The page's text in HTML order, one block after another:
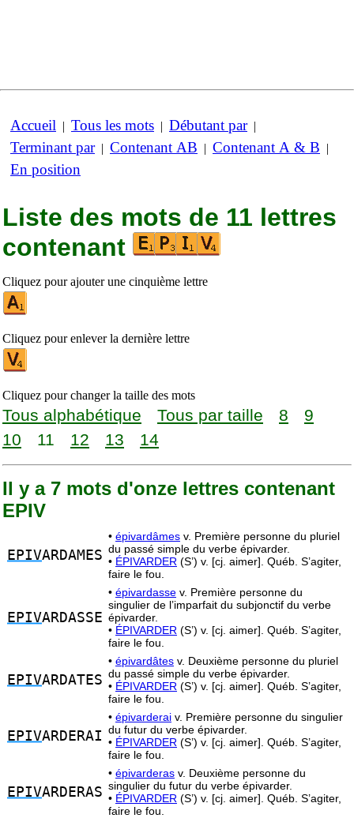
Accueil | Tous les mots | Débutant par|
Terminant par| Contenant AB | Contenant A & B |
En position
Liste des mots de 11 lettres
contenant
Cliquez pour ajouter une cinquième lettre
Cliquez pour enlever la dernière lettre
Cliquez pour changer la taille des mots
Tous alphabétique Tous par taille 8
9
10
11 12 13 14
Il y a 7 mots d'onze lettres contenant
EPIV
EPIVARDAMES
• épivardâmes v. Première personne du pluriel
du passé simple du verbe épivarder.
• ÉPIVARDER (S’) v. [cj. aimer]. Québ. S’agiter,
faire le fou.
EPIVARDASSE
• épivardasse v. Première personne du
singulier de l’imparfait du subjonctif du verbe
épivarder.
• ÉPIVARDER (S’) v. [cj. aimer]. Québ. S’agiter,
faire le fou.
EPIVARDATES
• épivardâtes v. Deuxième personne du pluriel
du passé simple du verbe épivarder.
• ÉPIVARDER (S’) v. [cj. aimer]. Québ. S’agiter,
faire le fou.
EPIVARDERAI
• épivarderai v. Première personne du singulier
du futur du verbe épivarder.
• ÉPIVARDER (S’) v. [cj. aimer]. Québ. S’agiter,
faire le fou.
EPIVARDERAS
• épivarderas v. Deuxième personne du
singulier du futur du verbe épivarder.
• ÉPIVARDER (S’) v. [cj. aimer]. Québ. S’agiter,
faire le fou.